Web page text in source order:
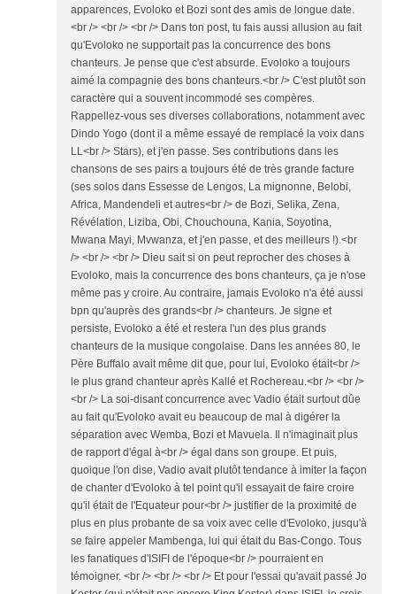
apparences, Evoloko et Bozi sont des amis de longue date.
<br /> <br /> <br /> Dans ton post, tu fais aussi allusion au fait
qu'Evoloko ne supportait pas la concurrence des bons
chanteurs. Je pense que c'est absurde. Evoloko a toujours
aimé la compagnie des bons chanteurs.<br /> C'est plutôt son
caractère qui a souvent incommodé ses compères.
Rappellez-vous ses diverses collaborations, notamment avec
Dindo Yogo (dont il a même essayé de remplacé la voix dans
LL<br /> Stars), et j'en passe. Ses contributions dans les
chansons de ses pairs a toujours été de très grande facture
(ses solos dans Essesse de Lengos, La mignonne, Belobi,
Africa, Mandendeli et autres<br /> de Bozi, Selika, Zena,
Révélation, Liziba, Obi, Chouchouna, Kania, Soyotina,
Mwana Mayi, Mvwanza, et j'en passe, et des meilleurs !).<br
/> <br /> <br /> Dieu sait si on peut reprocher des choses à
Evoloko, mais la concurrence des bons chanteurs, ça je n'ose
même pas y croire. Au contraire, jamais Evoloko n'a été aussi
bpn qu'auprès des grands<br /> chanteurs. Je signe et
persiste, Evoloko a été et restera l'un des plus grands
chanteurs de la musique congolaise. Dans les années 80, le
Père Buffalo avait même dit que, pour lui, Evoloko était<br />
le plus grand chanteur après Kallé et Rochereau.<br /> <br />
<br /> La soi-disant concurrence avec Vadio était surtout dûe
au fait qu'Evoloko avait eu beaucoup de mal à digérer la
séparation avec Wemba, Bozi et Mavuela. Il n'imaginait plus
de rapport d'égal à<br /> égal dans son groupe. Et puis,
quoique l'on dise, Vadio avait plutôt tendance à imiter la façon
de chanter d'Evoloko à tel point qu'il essayait de faire croire
qu'il était de l'Equateur pour<br /> justifier de la proximité de
plus en plus probante de sa voix avec celle d'Evoloko, jusqu'à
se faire appeler Mambenga, lui qui était du Bas-Congo. Tous
les fanatiques d'ISIFI de l'époque<br /> pourraient en
témoigner. <br /> <br /> <br /> Et pour l'essai qu'avait passé Jo